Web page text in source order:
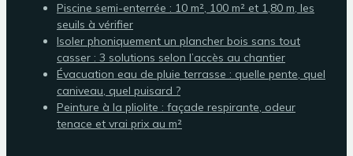
Piscine semi-enterrée : 10 m², 100 m² et 1,80 m, les
seuils à vérifier
Isoler phoniquement un plancher bois sans tout
casser : 3 solutions selon l’accès au chantier
Évacuation eau de pluie terrasse : quelle pente, quel
caniveau, quel puisard ?
Peinture à la pliolite : façade respirante, odeur
tenace et vrai prix au m²